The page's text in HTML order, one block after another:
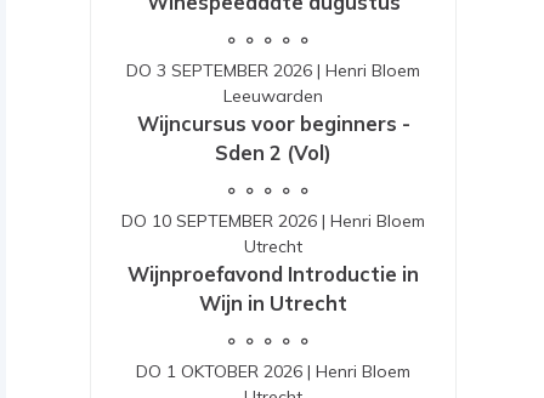
DO 3 SEPTEMBER 2026 | Henri Bloem
Leeuwarden
Wijncursus voor beginners -
Sden 2 (Vol)
DO 10 SEPTEMBER 2026 | Henri Bloem
Utrecht
Wijnproefavond Introductie in
Wijn in Utrecht
DO 1 OKTOBER 2026 | Henri Bloem